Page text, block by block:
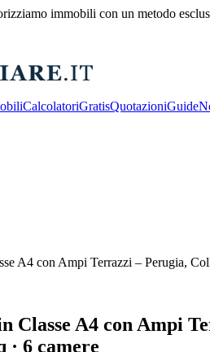
immobili con un metodo
CalcolatoriGratisQuotazioniGuide
A4 con Ampi Terrazzi – Perugia,
Classe A4 con Ampi
· 6 camere